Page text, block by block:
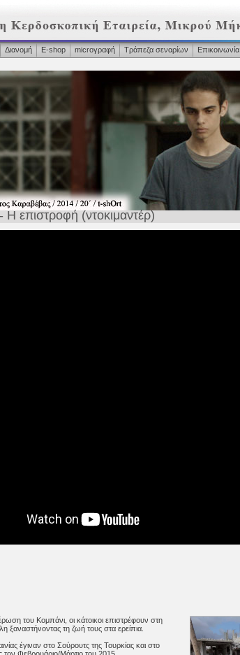
Διανομή Ε-shop microγραφή Τράπεζα σεναρίων
Επικοινωνία
επιστροφή (ντοκιμαντέρ)
του Κομπάνι, οι κάτοικοι επιστρέφουν στη
ξαναστήνοντας τη ζωή τους στα ερείπια.
έγιναν στο Σούρουτς της Τουρκίας και στο